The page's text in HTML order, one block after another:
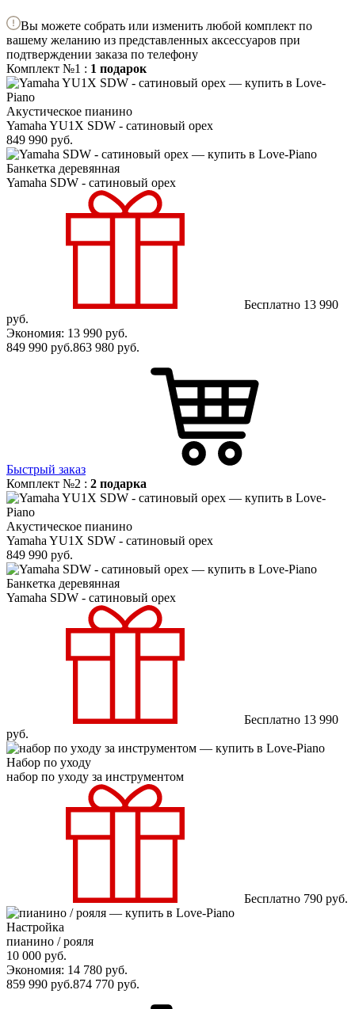
Вы можете собрать или изменить любой комплект по
вашему желанию из представленных аксессуаров при
подтверждении заказа по телефону
Комплект №1 : 1 подарок
Акустическое пианино
Yamaha YU1X SDW - сатиновый орех
849 990 руб.
Банкетка деревянная
Yamaha SDW - сатиновый орех
Бесплатно 13 990
руб.
Экономия: 13 990 руб.
849 990 руб.863 980 руб.
Быстрый заказ
Комплект №2 : 2 подарка
Акустическое пианино
Yamaha YU1X SDW - сатиновый орех
849 990 руб.
Банкетка деревянная
Yamaha SDW - сатиновый орех
Бесплатно 13 990
руб.
Набор по уходу
набор по уходу за инструментом
Бесплатно 790 руб.
Настройка
пианино / рояля
10 000 руб.
Экономия: 14 780 руб.
859 990 руб.874 770 руб.